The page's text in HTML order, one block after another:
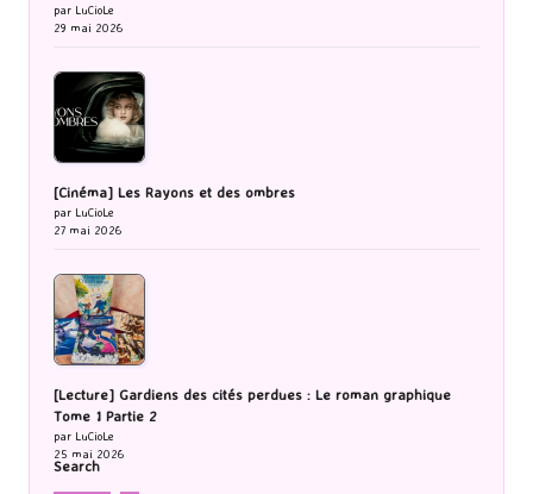
par LuCioLe
29 mai 2026
[Cinéma] Les Rayons et des ombres
par LuCioLe
27 mai 2026
[Lecture] Gardiens des cités perdues : Le roman graphique
Tome 1 Partie 2
par LuCioLe
25 mai 2026
Search